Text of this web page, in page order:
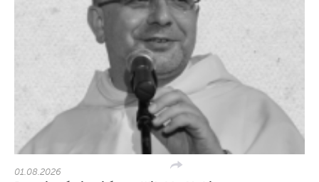
01.08.2026